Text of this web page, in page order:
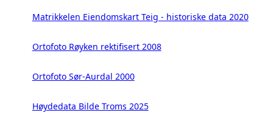
Matrikkelen Eiendomskart Teig - historiske data 2020
Ortofoto Røyken rektifisert 2008
Ortofoto Sør-Aurdal 2000
Høydedata Bilde Troms 2025